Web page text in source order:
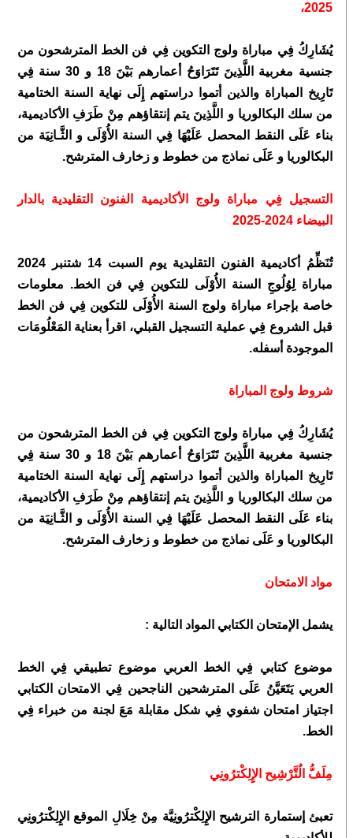
2025،
يُشَارِكُ فِي مباراة ولوج التكوين فِي فن الخط المترشحون من
جنسية مغربية اللَّذِينَ تَتَرَاوَحُ أعمارهم بَيْنَ 18 و 30 سنة فِي
تَارِيخ المباراة والذين أتموا دراستهم إِلَى نهاية السنة الختامية
من سلك البكالوريا و اللَّذِينَ يتم إنتقاؤهم مِنْ طَرَفِ الأكاديمية،
بناء عَلَى النقط المحصل عَلَيْهَا فِي السنة الأُوْلَى و الثَّـانِيَة من
البكالوريا و عَلَى نماذج من خطوط و زخارف المترشح.
التسجيل فِي مباراة ولوج الأكاديمية الفنون التقليدية بالدار
البيضاء 2024-2025
تُنَظِّمُ أكاديمية الفنون التقليدية يوم السبت 14 شتنبر 2024
مباراة لِوُلُوجِ السنة الأُوْلَى للتكوين فِي فن الخط. معلومات
خاصة بإجراء مباراة ولوج السنة الأُوْلَى للتكوين فِي فن الخط
قبل الشروع فِي عملية التسجيل القبلي، اقرأ بعناية المَعْلُومَات
الموجودة أسفله.
شروط ولوج المباراة
يُشَارِكُ فِي مباراة ولوج التكوين فِي فن الخط المترشحون من
جنسية مغربية اللَّذِينَ تَتَرَاوَحُ أعمارهم بَيْنَ 18 و 30 سنة فِي
تَارِيخ المباراة والذين أتموا دراستهم إِلَى نهاية السنة الختامية
من سلك البكالوريا و اللَّذِينَ يتم إنتقاؤهم مِنْ طَرَفِ الأكاديمية،
بناء عَلَى النقط المحصل عَلَيْهَا فِي السنة الأُوْلَى و الثَّـانِيَة من
البكالوريا و عَلَى نماذج من خطوط و زخارف المترشح.
مواد الامتحان
يشمل الإمتحان الكتابي المواد التالية :
موضوع كتابي فِي الخط العربي موضوع تطبيقي فِي الخط
العربي يَتَعَيَّنُ عَلَى المترشحين الناجحين فِي الامتحان الكتابي
اجتياز امتحان شفوي فِي شكل مقابلة مَعَ لجنة من خبراء فِي
الخط.
مِلَفُّ الٌتَّرْشِيح الإِِلِكْترُونِي
تعبئ إستمارة الترشيح الإِِلِكْترُونِيَّة مِنْ خِلَالِ الموقع الإِِلِكْترُونِي